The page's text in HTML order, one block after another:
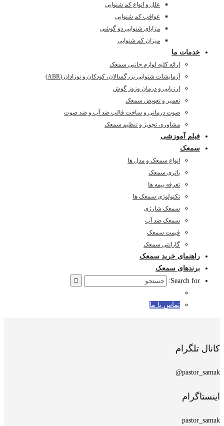
علل و انواع کم شنوایی
عواقب کم شنوایی
مزایای شنوایی دو گوشی
میزان کم شنوایی
خدمات ما
ارائه کلیه لوازم جانبی سمعک
آزمایشات شنوایی بزرگسالان، کودکان و نوزادان (ABR)
ارزیابی و درمان وزوز گوش
تعمیر و تعویض سمعک
صوت درمانی و ساخت قالب ضد آب و ضد صوت
مشاوره، تجویز و تنظیم سمعک
فیلم آموزشی
سمعک
انواع سمعک و مدل ها
باتری سمعک
تعرفه بیمه ها
تکنولوژی سمعک ها
سمعک شارژی
سمعک ضد آب
قیمت سمعک
گارانتی سمعک
راهنمای خرید سمعک
برندهای سمعک
Search for:
تماس با ما
کانال تلگرام
pastor_samak@
اینستاگرام
pastor_samak